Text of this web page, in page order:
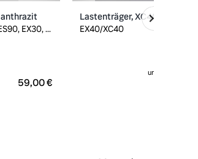
EX30, ...
59,00 €
Lastenträger, XC40/EX40
EX40/XC40
ursprünglich